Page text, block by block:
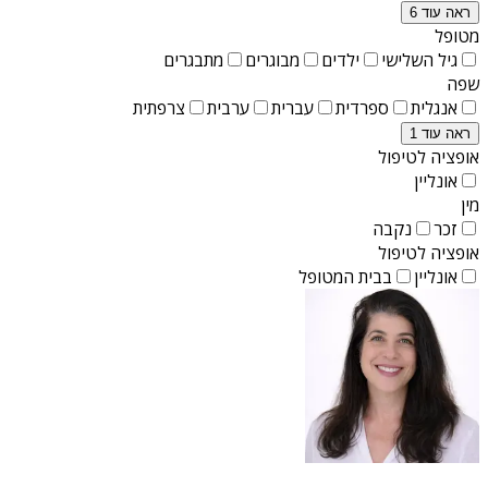
ראה עוד 6
מטופל
גיל השלישי
ילדים מבוגרים
מתבגרים
שפה
אנגלית
ספרדית עברית ערבית צרפתית
ראה עוד 1
אופציה לטיפול
אונליין
מין
זכר
נקבה
אופציה לטיפול
אונליין
בבית המטופל